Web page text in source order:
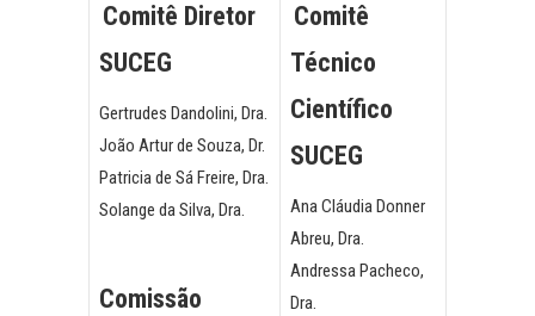
Comitê Diretor
SUCEG
Gertrudes Dandolini, Dra.
João Artur de Souza, Dr.
Patricia de Sá Freire, Dra.
Solange da Silva, Dra.
Comissão
Comitê
Técnico
Científico
SUCEG
Ana Cláudia Donner
Abreu, Dra.
Andressa Pacheco,
Dra.